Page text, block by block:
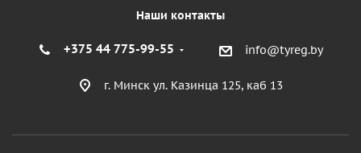
Наши контакты
+375 44 775-99-55 info@tyreg.by
г. Минск ул. Казинца 125, каб 13